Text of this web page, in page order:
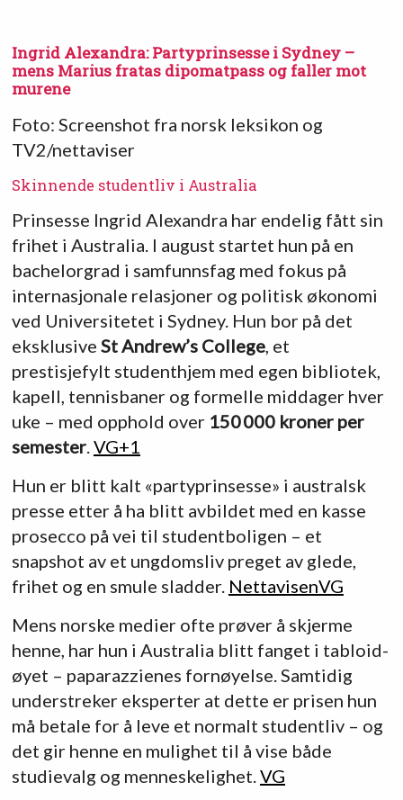
Ingrid Alexandra: Partyprinsesse i Sydney –
mens Marius fratas dipomatpass og faller mot
murene
Foto: Screenshot fra norsk leksikon og
TV2/nettaviser
Skinnende studentliv i Australia
Prinsesse Ingrid Alexandra har endelig fått sin
frihet i Australia. I august startet hun på en
bachelorgrad i samfunnsfag med fokus på
internasjonale relasjoner og politisk økonomi
ved Universitetet i Sydney. Hun bor på det
eksklusive St Andrew’s College, et
prestisjefylt studenthjem med egen bibliotek,
kapell, tennisbaner og formelle middager hver
uke – med opphold over 150 000 kroner per
semester. VG+1
Hun er blitt kalt «partyprinsesse» i australsk
presse etter å ha blitt avbildet med en kasse
prosecco på vei til studentboligen – et
snapshot av et ungdomsliv preget av glede,
frihet og en smule sladder. NettavisenVG
Mens norske medier ofte prøver å skjerme
henne, har hun i Australia blitt fanget i tabloid-
øyet – paparazzienes fornøyelse. Samtidig
understreker eksperter at dette er prisen hun
må betale for å leve et normalt studentliv – og
det gir henne en mulighet til å vise både
studievalg og menneskelighet.VG